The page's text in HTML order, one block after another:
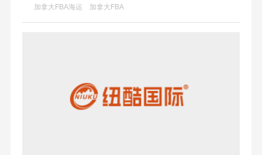
加拿大FBA海运
加拿大FBA